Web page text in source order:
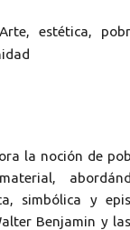
Arte, estética,
la noción de
simbólica y
Benjamin y